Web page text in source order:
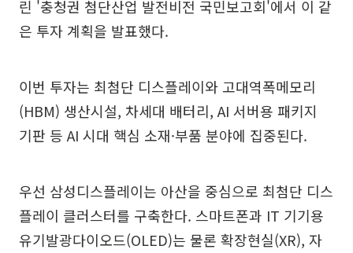
린 '충청권 첨단산업 발전비전 국민보고회'에서 이 같
은 투자 계획을 발표했다.
이번 투자는 최첨단 디스플레이와 고대역폭메모리
(HBM) 생산시설, 차세대 배터리, AI 서버용 패키지
기판 등 AI 시대 핵심 소재·부품 분야에 집중된다.
우선 삼성디스플레이는 아산을 중심으로 최첨단 디스
플레이 클러스터를 구축한다. 스마트폰과 IT 기기용
유기발광다이오드(OLED)는 물론 확장현실(XR), 자